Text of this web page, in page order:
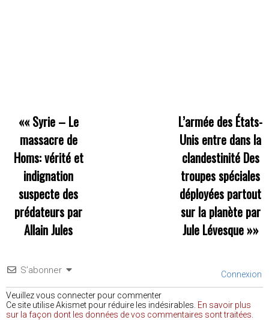
«« Syrie – Le
massacre de
Homs: vérité et
indignation
suspecte des
prédateurs par
Allain Jules
L’armée des États-
Unis entre dans la
clandestinité Des
troupes spéciales
déployées partout
sur la planète par
Jule Lévesque»»
S’abonner Connexion
Veuillez vous connecter pour commenter
Ce site utilise Akismet pour réduire les indésirables. En savoir plus
sur la façon dont les données de vos commentaires sont traitées